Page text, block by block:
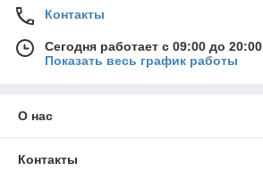
Контакты
Сегодня работает с 09:00 до 20:00
Показать весь график работы
О нас
Контакты